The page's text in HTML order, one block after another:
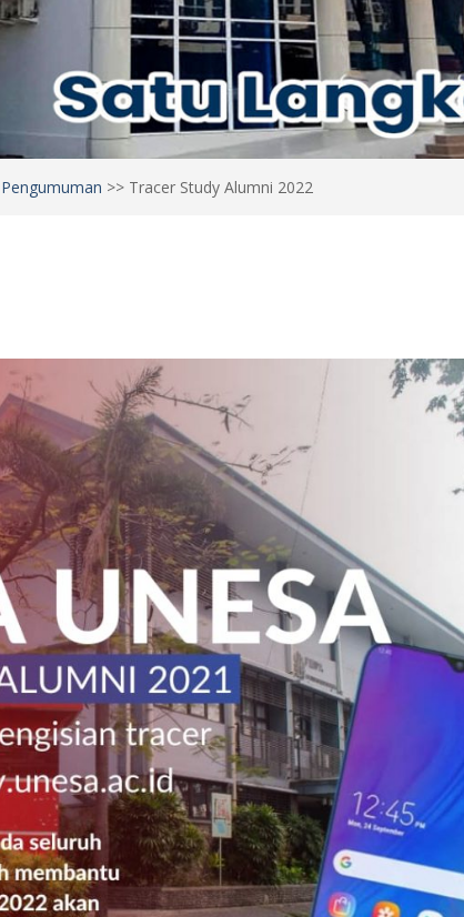
Pengumuman >> Tracer Study Alumni 2022